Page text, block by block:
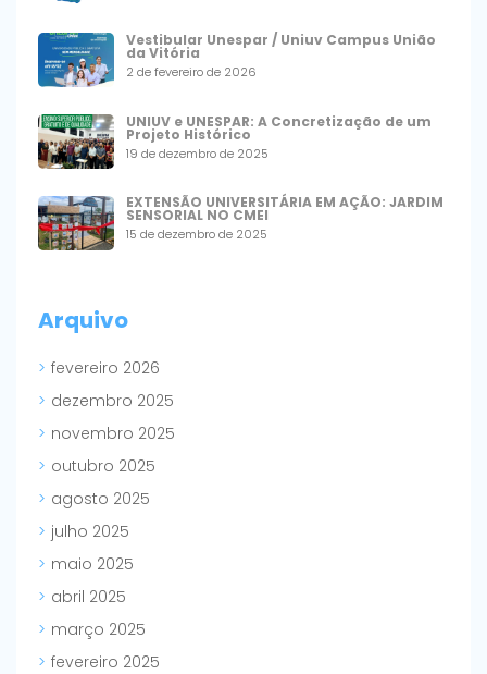
Vestibular Unespar / Uniuv Campus União
da Vitória
2 de fevereiro de 2026
UNIUV e UNESPAR: A Concretização de um
Projeto Histórico
19 de dezembro de 2025
EXTENSÃO UNIVERSITÁRIA EM AÇÃO: JARDIM
SENSORIAL NO CMEI
15 de dezembro de 2025
Arquivo
fevereiro 2026
dezembro 2025
novembro 2025
outubro 2025
agosto 2025
julho 2025
maio 2025
abril 2025
março 2025
fevereiro 2025